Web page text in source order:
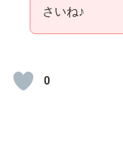
さいね♪
0